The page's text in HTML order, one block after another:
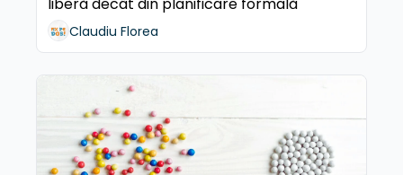
liberă decât din planificare formală
Claudiu Florea